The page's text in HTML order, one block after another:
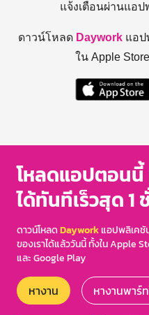
แจ้งเตือนผ่านแอ
ดาวน์โหลด Daywork แอป
ใน Apple
โหลดแอปตอนนี้
ได้ทันทีเร็วสุด 1
ดาวน์โหลดDayworkแอปพลิเคชั
ของเราได้แล้ววันนี้ ทั้งใน Apple
และ Google Play
หางาน หางานพาร์